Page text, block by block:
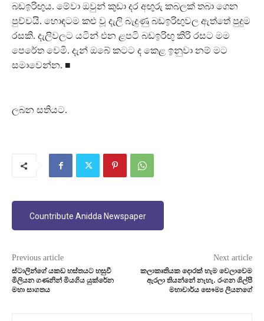
බඩඉරිඟුය. මේවා ඔවුන් කුඩා දර අඟුරු කබලක් තබා ගෙන
පුච්චයි. හොඳටම කළු වූ දැලි බැදුණු බඩඉරිඟුවල ඇත්තේ පුදුම
රසකි. දැලිවලට යටින් එන ළපටි බඩඉරිඟු කිරි රසට මම
පෙරේත වෙමි. දැන් ඔබේ කටට ද කෙළ ඉනුවා නම් මට
සමාවෙන්න. ■
ලබන සතියට.
Countribute Anidda Newspaper
Previous article
ස්ටාලින්ගේ යකඩ හස්තයට හසුවී
මිලියන ගණනින් මියගිය යුක්රේන
මහා සාගතය
Next article
කලාකෘතියක දොරක් හැම වෙලාවෙම
ඇරලා තියන්නේ නැහැ. රංගන ශිල්පී
මහාචාර්ය සෞම්‍ය ලියනගේ